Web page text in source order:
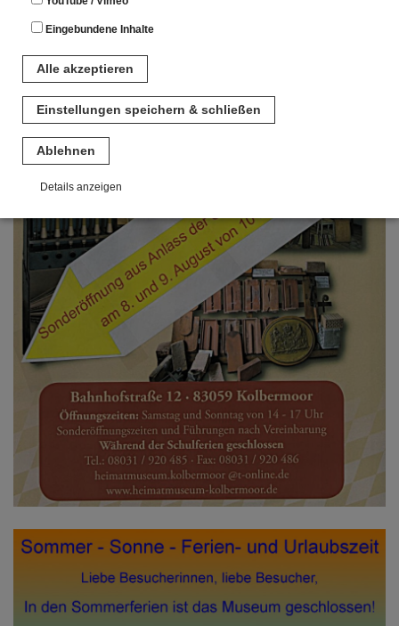
Eingebundene Inhalte
Alle akzeptieren
Einstellungen speichern & schließen
Ablehnen
Details anzeigen
Notwendig
Diese Cookies sind für den Betrieb der Seite unbedingt notwendig.
Hierbei werden keinerlei personenbezogenen Daten gespeichert.
Lediglich eine anonyme Session-ID wird hinterlegt.
Statistik
Diese Website nutzt Matomo Analytics für die Auswertung der
Seitenaufrufe als Statistik. Die hierdurch gespeicherten Daten werden
ausschließlich auf unseren eigenen Servern gespeichert. Eine
Übertragung an Dritte erfolgt nicht. Wir verwenden die Funktion
AnonymizeIP zur Anonymisierung Ihrer IP-Adresse, so dass diese gekürzt
wird und nicht mehr Ihrem Besuch auf unserer Internetseite zugeordnet
werden kann.
YouTube / Vimeo
Videos werden über die Plattformen YouTube oder Vimeo eingebunden.
bewirkt laut YouTube, dass YouTube keine Informationen über die
Besucher auf dieser Website speichert, bevor diese sich das Video
Optional sind externe Inhalte auf den Seiten dieser Website